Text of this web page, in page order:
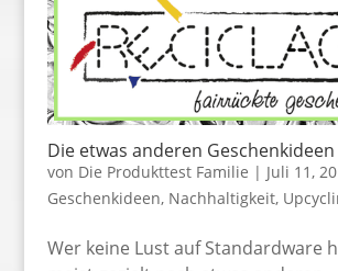
Die etwas anderen Geschenkideen
von Die Produkttest Familie | Juli 11,
Geschenkideen, Nachhaltigkeit,
Wer keine Lust auf Standardware